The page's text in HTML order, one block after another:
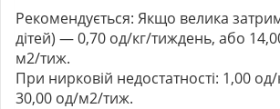
Рекомендується: Якщо велика
дітей) — 0,70 од/кг/тиждень, або
м2/тиж.
При нирковій недостатності: 1,00
30,00 од/м2/тиж.